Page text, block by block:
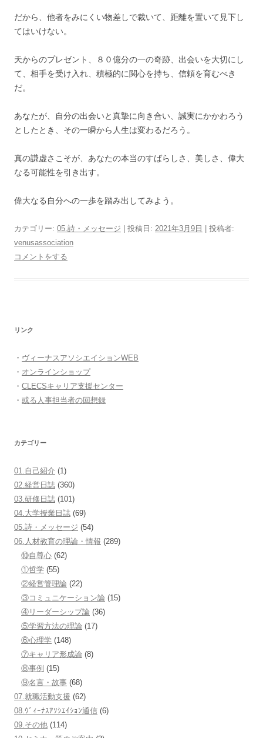
だから、他者をみにくい物差しで裁いて、距離を置いて見下し
てはいけない。
天からのプレゼント、８０億分の一の奇跡、出会いを大切にし
て、 相手を受け入れ、積極的に関心を持ち、信頼を育むべき
だ。
あなたが、自分の出会いと真摯に向き合い、 誠実にかかわろう
としたとき、その一瞬から人生は変わるだろう。
真の謙虚さこそが、あなたの本当のすばらしさ、美しさ、偉大
なる可能性を引き出す。
偉大なる自分への一歩を踏み出してみよう。
カテゴリー: 05.詩・メッセージ | 投稿日: 2021年3月9日
投稿者:
venusassociation
コメントをする
リンク
・ ヴィーナスアソシエイションWEB
・ オンラインショップ
・ CLECSキャリア支援センター
・ 或る人事担当者の回想録
カテゴリー
01.自己紹介 (1)
02.経営日誌 (360)
03.研修日誌 (101)
04.大学授業日誌 (69)
05.詩・メッセージ (54)
06.人材教育の理論・情報 (289)
⑩自尊心 (62)
①哲学 (55)
②経営管理論 (22)
③コミュニケーション論 (15)
④リーダーシップ論 (36)
⑤学習方法の理論 (17)
⑥心理学 (148)
⑦キャリア形成論 (8)
⑧事例 (15)
⑨名言・故事 (68)
07.就職活動支援 (62)
08.ｳﾞｨｰﾅｽｱｿｼｴｲｼｮﾝ通信 (6)
09.その他 (114)